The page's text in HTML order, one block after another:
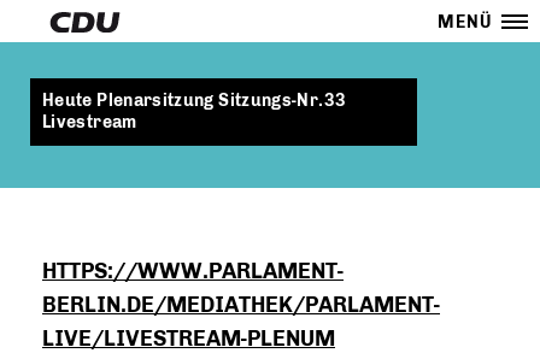
MENÜ
Heute Plenarsitzung Sitzungs-Nr.33
Livestream
HTTPS://WWW.PARLAMENT-
BERLIN.DE/MEDIATHEK/PARLAMENT-
LIVE/LIVESTREAM-PLENUM